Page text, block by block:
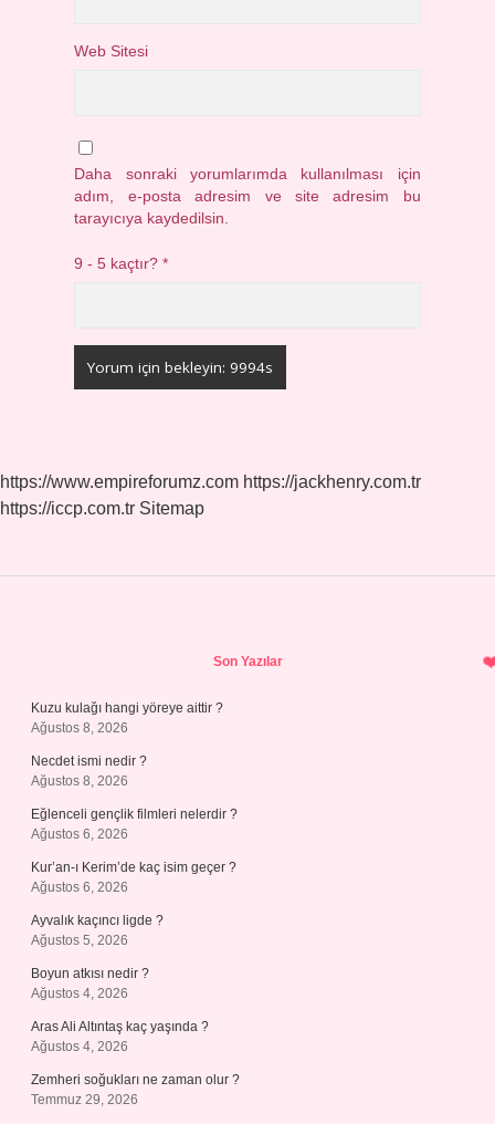
Web Sitesi
Daha sonraki yorumlarımda kullanılması için
adım, e-posta adresim ve site adresim bu
tarayıcıya kaydedilsin.
9 - 5 kaçtır?*
https://www.empireforumz.com https://jackhenry.com.tr
https://iccp.com.tr Sitemap
Son Yazılar
Kuzu kulağı hangi yöreye aittir ?
Ağustos 8, 2026
Necdet ismi nedir ?
Ağustos 8, 2026
Eğlenceli gençlik filmleri nelerdir ?
Ağustos 6, 2026
Kur’an-ı Kerim’de kaç isim geçer ?
Ağustos 6, 2026
Ayvalık kaçıncı ligde ?
Ağustos 5, 2026
Boyun atkısı nedir ?
Ağustos 4, 2026
Aras Ali Altıntaş kaç yaşında ?
Ağustos 4, 2026
Zemheri soğukları ne zaman olur ?
Temmuz 29, 2026